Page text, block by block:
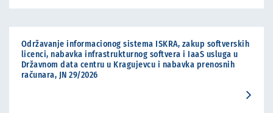
Održavanje informacionog sistema ISKRA, zakup softverskih
licenci, nabavka infrastrukturnog softvera i IaaS usluga u
Državnom data centru u Kragujevcu i nabavka prenosnih
računara, JN 29/2026